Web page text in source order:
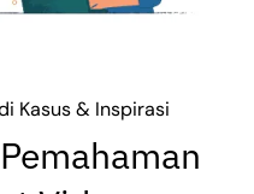
Kasus & Inspirasi